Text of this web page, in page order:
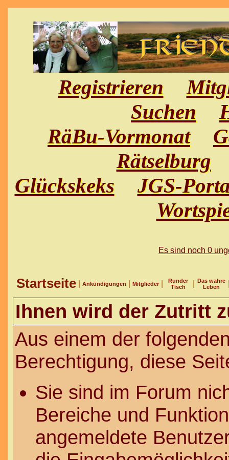
Registrieren
Suchen
RäBu-Vormonat
Rätselburg
Glückskeks
JGS-
Es sind noch 0
Startseite Ankündigungen Mitglieder
Runder
Tisch
Das wahre
Leben
Ihnen wird der Zutritt
Aus einem der
Berechtigung, diese
Sie sind im Forum
Bereiche und
angemeldete